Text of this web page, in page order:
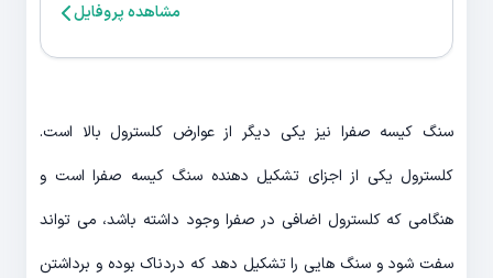
مشاهده پروفایل
سنگ کیسه صفرا نیز یکی دیگر از عوارض کلسترول بالا است.
کلسترول یکی از اجزای تشکیل دهنده سنگ کیسه صفرا است و
هنگامی که کلسترول اضافی در صفرا وجود داشته باشد، می تواند
سفت شود و سنگ هایی را تشکیل دهد که دردناک بوده و برداشتن